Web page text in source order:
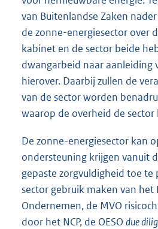
van Buitenlandse Zaken
de zonne-energiesector over
kabinet en de sector beide
dwangarbeid naar aanleiding
hierover. Daarbij zullen de
van de sector worden
waarop de overheid de sector
De zonne-energiesector kan
ondersteuning krijgen vanuit
gepaste zorgvuldigheid toe te
sector gebruik maken van het
Ondernemen, de MVO
door het NCP, de OESO due